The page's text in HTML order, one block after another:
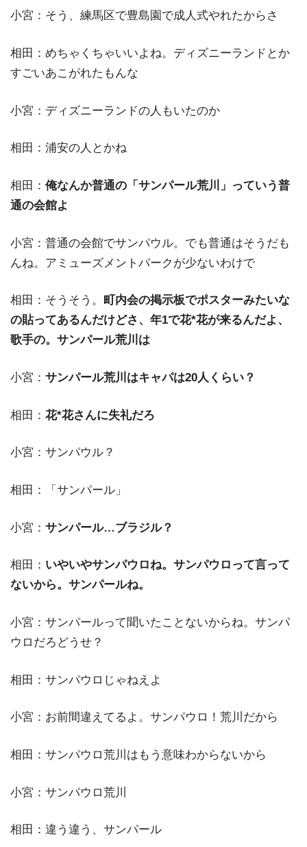
小宮：そう、練馬区で豊島園で成人式やれたからさ
相田：めちゃくちゃいいよね。ディズニーランドとか
すごいあこがれたもんな
小宮：ディズニーランドの人もいたのか
相田：浦安の人とかね
相田： 俺なんか普通の「サンパール荒川」っていう普
通の会館よ
小宮：普通の会館でサンパウ ル。でも普通はそうだも
んね。アミューズメントパークが少ないわけで
相田：そうそう。
町内会の掲示板でポスターみたいな
の貼ってあるんだけどさ、年1で花*花が来るんだよ、
歌手の。サンパール荒川は
小宮： サンパール荒川はキャパは20人くらい？
相田： 花*花さんに失礼だろ
小宮：サンパウル？
相田：「サンパール」
小宮： サンパール…ブラジル？
相田： いやいやサンパウロね。サンパウロって言って
ないから。サンパールね。
小宮：サンパールって聞いたことないからね。サンパ
ウロだろどうせ？
相田：サンパウロじゃねえよ
小宮：お前間違えてるよ。サンパウロ！荒川だから
相田：サンパウロ荒川はもう意味わからないから
小宮：サンパウロ荒川
相田：違う違う、サンパール